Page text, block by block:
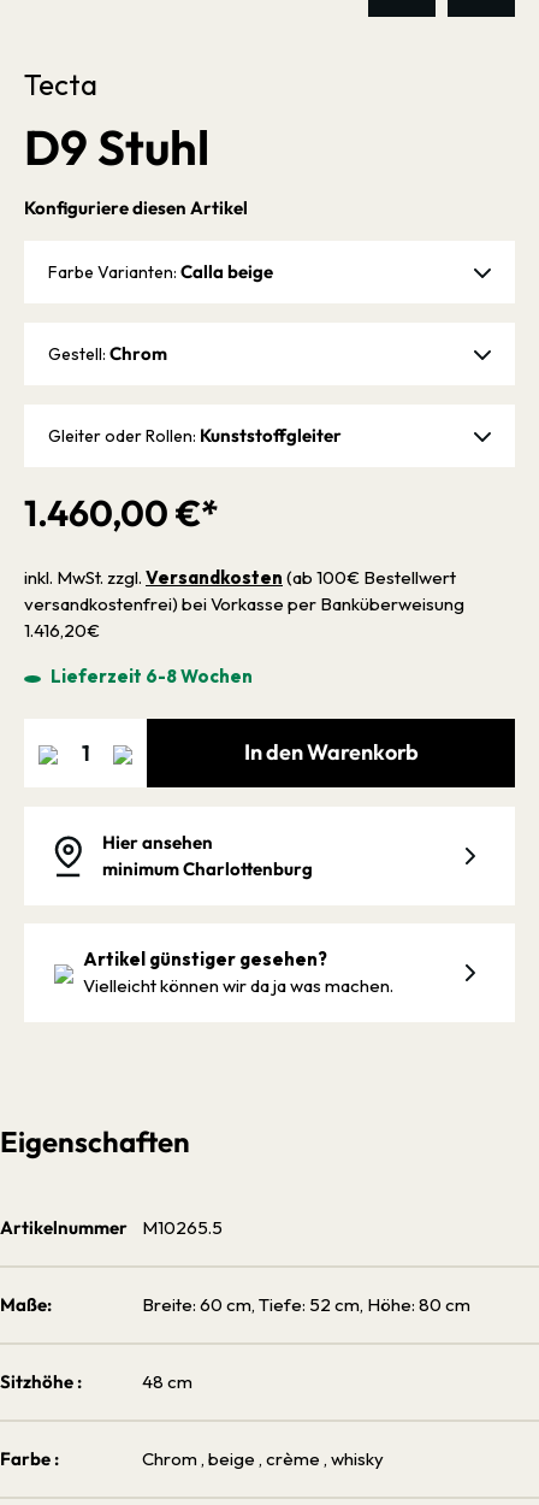
Tecta
D9 Stuhl
1.460,00 €*
inkl. MwSt. zzgl. Versandkosten (ab 100€ Bestellwert
versandkostenfrei) bei Vorkasse per Banküberweisung
1.416,20€
Lieferzeit 6-8 Wochen
Konfiguriere diesen Artikel
Farbe Varianten: Calla beige
Gestell: Chrom
Gleiter oder Rollen: Kunststoffgleiter
In den Warenkorb
Hier ansehen
minimum Charlottenburg
Artikel günstiger gesehen?
Vielleicht können wir da ja was machen.
Eigenschaften
Artikelnummer M10265.5
Maße: Breite: 60 cm, Tiefe: 52 cm, Höhe: 80 cm
Sitzhöhe : 48 cm
Farbe : Chrom , beige , crème , whisky